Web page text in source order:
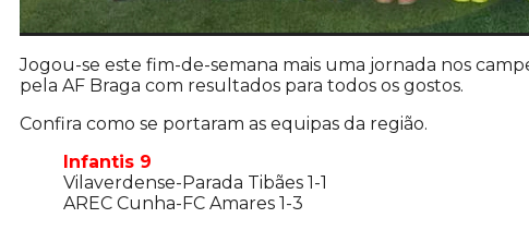
Jogou-se este fim-de-semana mais uma jornada nos
pela AF Braga com resultados para todos os gostos.
Confira como se portaram as equipas da região.
Infantis 9
Vilaverdense-Parada Tibães 1-1
AREC Cunha-FC Amares 1-3